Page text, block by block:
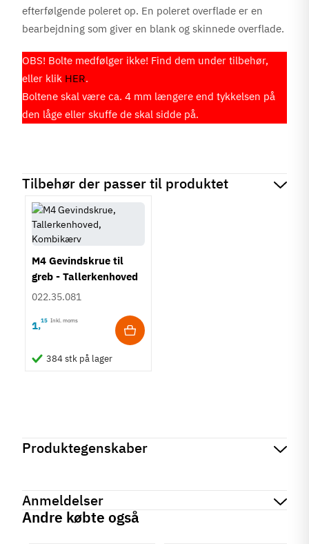
efterfølgende poleret op. En poleret overflade er en
bearbejdning som giver en blank og skinnede overflade.
OBS! Bolte medfølger ikke! Find dem under tilbehør,
eller klik HER.
Boltene skal være ca. 4 mm længere end tykkelsen på
den låge eller skuffe de skal sidde på.
Tilbehør der passer til produktet
M4 Gevindskrue til
greb - Tallerkenhoved
- Krydskærv
022.35.081
1,15 Inkl. moms
384 stk på lager
Produktegenskaber
Produktinformation
Anmeldelser
Andre købte også